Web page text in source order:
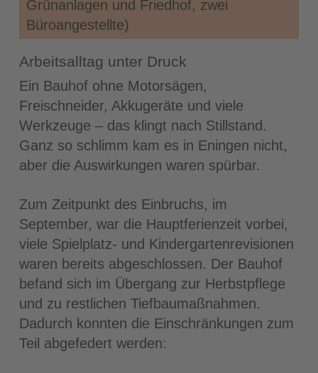
Grünanlagen und Friedhof, zwei
Büroangestellte)
Arbeitsalltag unter Druck
Ein Bauhof ohne Motorsägen,
Freischneider, Akkugeräte und viele
Werkzeuge – das klingt nach Stillstand.
Ganz so schlimm kam es in Eningen nicht,
aber die Auswirkungen waren spürbar.
Zum Zeitpunkt des Einbruchs, im
September, war die Hauptferienzeit vorbei,
viele Spielplatz- und Kindergartenrevisionen
waren bereits abgeschlossen. Der Bauhof
befand sich im Übergang zur Herbstpflege
und zu restlichen Tiefbaumaßnahmen.
Dadurch konnten die Einschränkungen zum
Teil abgefedert werden: